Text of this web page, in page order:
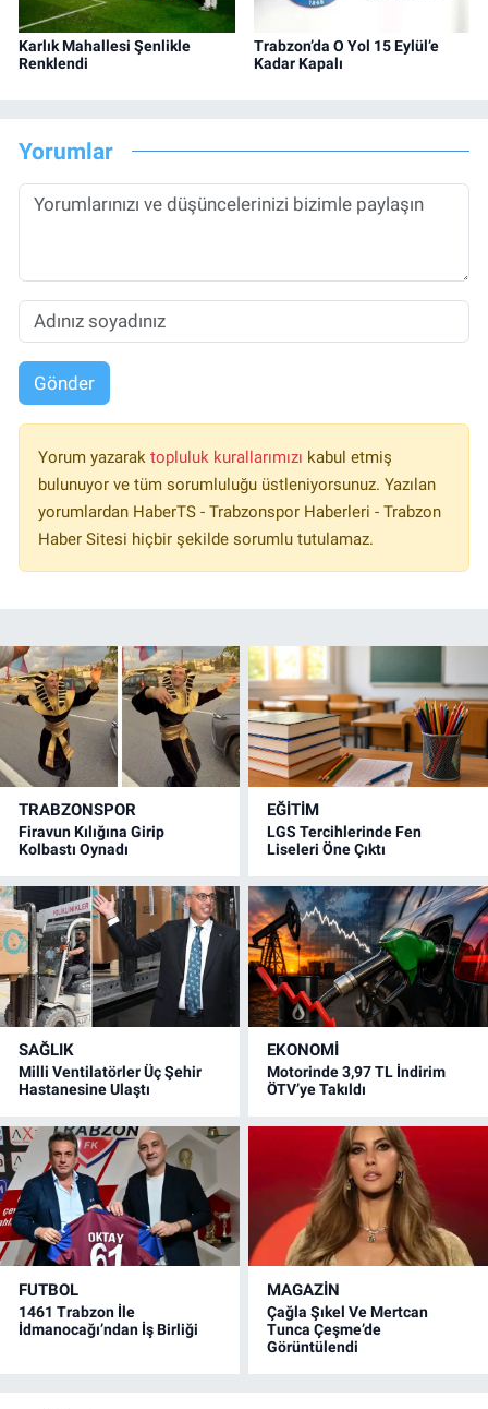
Karlık Mahallesi Şenlikle
Renklendi
Trabzon’da O Yol 15 Eylül’e
Kadar Kapalı
Yorumlar
Gönder
Yorum yazarak topluluk kurallarımızı kabul etmiş
bulunuyor ve tüm sorumluluğu üstleniyorsunuz. Yazılan
yorumlardan HaberTS - Trabzonspor Haberleri - Trabzon
Haber Sitesi hiçbir şekilde sorumlu tutulamaz.
TRABZONSPOR
Firavun Kılığına Girip
Kolbastı Oynadı
EĞİTİM
LGS Tercihlerinde Fen
Liseleri Öne Çıktı
SAĞLIK
Milli Ventilatörler Üç Şehir
Hastanesine Ulaştı
EKONOMİ
Motorinde 3,97 TL İndirim
ÖTV’ye Takıldı
FUTBOL
1461 Trabzon İle
İdmanocağı’ndan İş Birliği
MAGAZİN
Çağla Şıkel Ve Mertcan
Tunca Çeşme’de
Görüntülendi